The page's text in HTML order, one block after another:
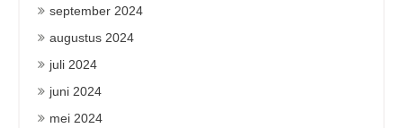
september 2024
augustus 2024
juli 2024
juni 2024
mei 2024